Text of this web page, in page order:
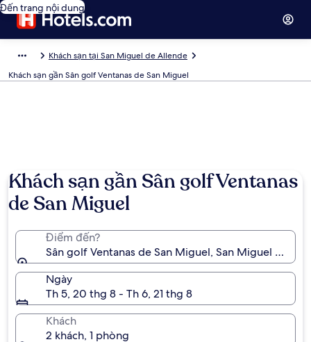
Đến trang nội dung
Khách sạn tại San Miguel de Allende
Khách sạn gần Sân golf Ventanas de San Miguel
Khách sạn gần Sân golf Ventanas
de San Miguel
Điểm đến?
Sân golf Ventanas de San Miguel, San Miguel de
Ngày
Th 5, 20 thg 8 - Th 6, 21 thg 8
Khách
2 khách, 1 phòng